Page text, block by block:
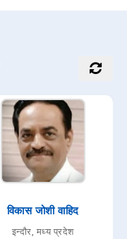
विकास जोशी वाहिद
इन्दौर, मध्य प्रदेश